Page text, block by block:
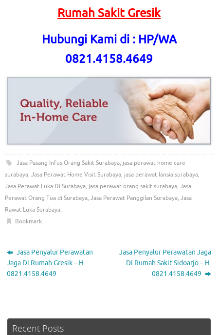
Rumah Sakit Gresik
Hubungi Kami di : HP/WA
0821.4158.4649
Jasa Pasang Infus Orang Sakit Surabaya, jasa perawat home care
surabaya, Jasa Perawat Home Visit Surabaya, jasa perawat lansia surabaya,
Jasa Perawat Luka Di Surabaya, jasa perawat orang sakit surabaya, Jasa
Perawat Orang Tua di Surabaya, Jasa Perawat Panggilan Surabaya, Jasa
Rawat Luka Surabaya.
Bookmark.
Jasa Penyalur Perawatan
Jaga Di Rumah Gresik – H.
0821.4158.4649
Jasa Penyalur Perawatan Jaga
Di Rumah Sakit Sidoarjo – H.
0821.4158.4649
Recent Posts